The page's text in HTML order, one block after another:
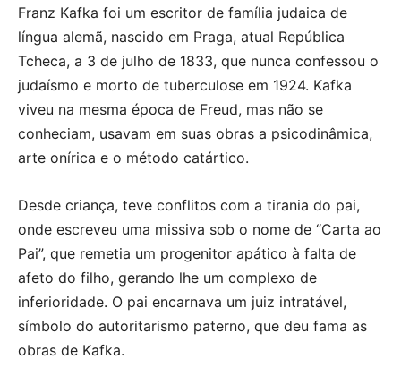
Franz Kafka foi um escritor de família judaica de
língua alemã, nascido em Praga, atual República
Tcheca, a 3 de julho de 1833, que nunca confessou o
judaísmo e morto de tuberculose em 1924. Kafka
viveu na mesma época de Freud, mas não se
conheciam, usavam em suas obras a psicodinâmica,
arte onírica e o método catártico.
Desde criança, teve conflitos com a tirania do pai,
onde escreveu uma missiva sob o nome de “Carta ao
Pai”, que remetia um progenitor apático à falta de
afeto do filho, gerando lhe um complexo de
inferioridade. O pai encarnava um juiz intratável,
símbolo do autoritarismo paterno, que deu fama as
obras de Kafka.